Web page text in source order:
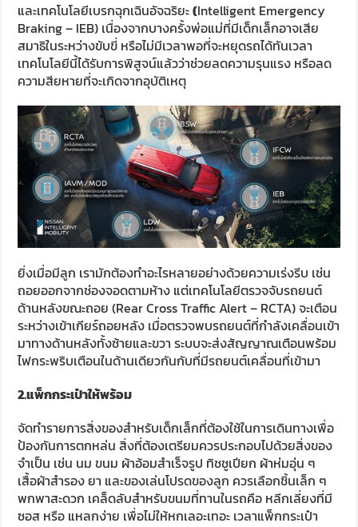
และเทคโนโลยีเบรกฉุกเฉินอัจฉริยะ(Intelligent Emergency
Braking – IEB) เนื่องจากบางครั้งพ่อแม่ที่มีเด็กเล็กอาจเสีย
สมาธิในระหว่างขับขี่ หรือไม่มีเวลาพอที่จะหยุดรถได้ทันเวลา
เทคโนโลยีนี้ได้รับการพิสูจน์แล้วว่าช่วยลดความรุนแรง หรือลด
ความสียหายที่จะเกิดจากอุบัติเหตุ
ยิ่งเมื่อมีลูก เรามักต้องทำอะไรหลายอย่างด้วยความเร่งรีบ เช่น
ถอยออกจากช่องจอดตามห้าง แต่เทคโนโลยีตรวจจับรถยนต์
ด้านหลังขณะถอย (Rear Cross Traffic Alert – RCTA) จะเตือน
ระหว่างเข้าเกียร์ถอยหลัง เมื่อตรวจพบรถยนต์ที่กำลังเคลื่อนเข้า
มาทางด้านหลังทั้งซ้ายและขวา ระบบจะส่งสัญญาณเตือนพร้อม
ไฟกระพริบเตือนในด้านเดียวกันกับที่มีรถยนต์เคลื่อนที่เข้ามา
2.แพ็กกระเป๋าให้พร้อม
จัดทำรายการสิ่งของสำหรับเด็กเล็กที่ต้องใช้ในการเดินทางเพื่อ
ป้องกันการตกหล่น สิ่งที่ต้องเตรียมควรประกอบไปด้วยสิ่งของ
จำเป็น เช่น นม ขนม ผ้าอ้อมสำเร็จรูป ทิชชูเปียก ผ้าห่มอุ่น ๆ
เสื้อผ้าสำรอง ยา และของเล่นโปรดของลูก ควรเลือกชิ้นเล็ก ๆ
พกพาสะดวก เคล็ดลับสำหรับขนมที่ทานในรถคือ หลีกเลี่ยงที่มี
ซอส หรือ แหลกง่าย เพื่อไม่ให้หกเลอะเทอะ เวลาแพ็กกระเป๋า